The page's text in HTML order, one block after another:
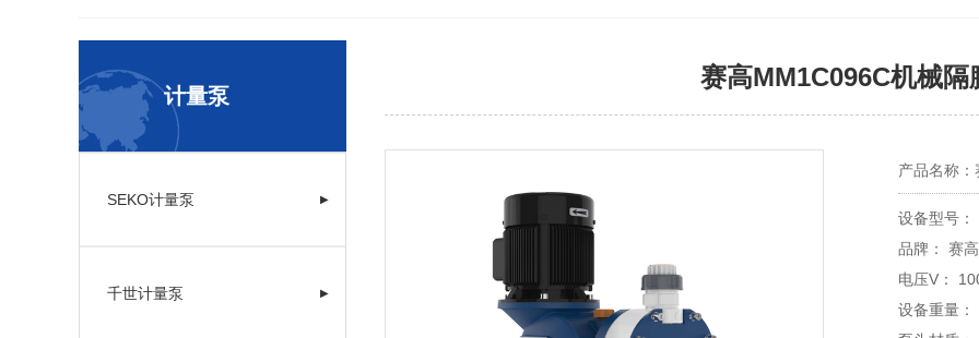
计量泵
SEKO计量泵 ▶
千世计量泵 ▶
赛高MM1C096C机械隔
产品名称
设备型号
品牌：
电压V：
设备重量